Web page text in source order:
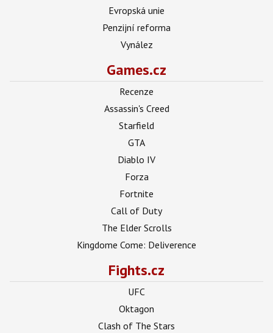
Evropská unie
Penzijní reforma
Vynález
Games.cz
Recenze
Assassin's Creed
Starfield
GTA
Diablo IV
Forza
Fortnite
Call of Duty
The Elder Scrolls
Kingdome Come: Deliverence
Fights.cz
UFC
Oktagon
Clash of The Stars